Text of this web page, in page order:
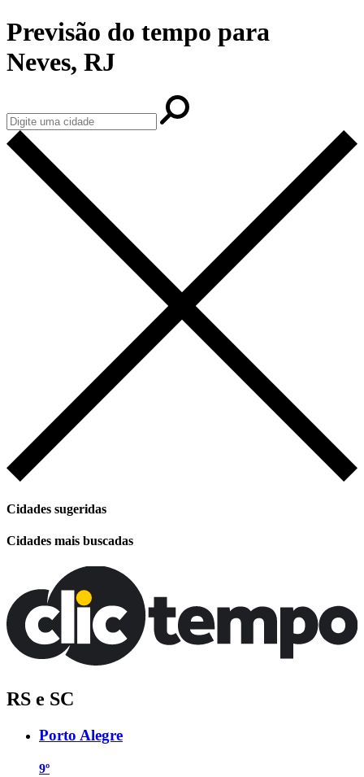
Previsão do tempo para
Neves, RJ
Cidades sugeridas
Cidades mais buscadas
RS e SC
Porto Alegre
9º